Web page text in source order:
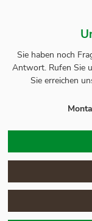
Sie haben noch
Antwort. Rufen Sie
Sie erreichen